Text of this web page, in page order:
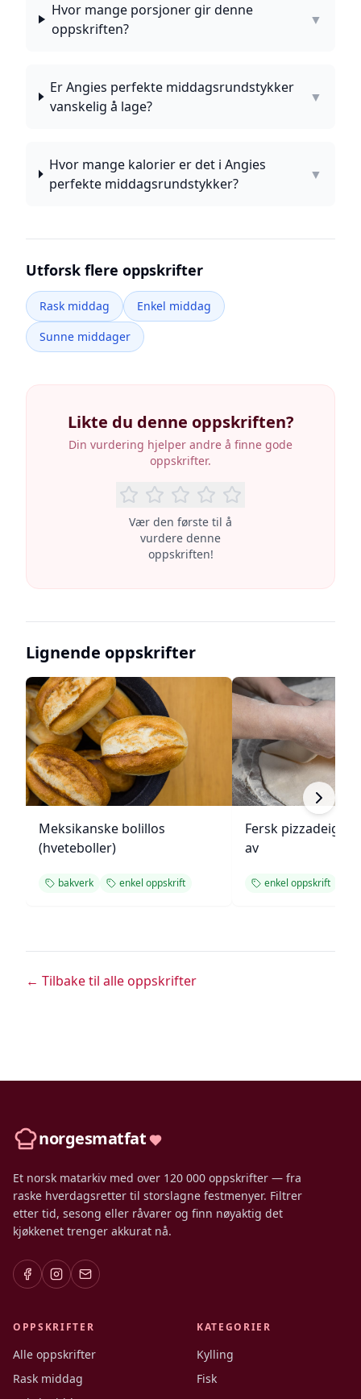
Hvor mange porsjoner gir denne
oppskriften?
▼
Er Angies perfekte middagsrundstykker
vanskelig å lage?
▼
Hvor mange kalorier er det i Angies
perfekte middagsrundstykker?
▼
Utforsk flere oppskrifter
Rask middag
Enkel middag
Sunne middager
Likte du denne oppskriften?
Din vurdering hjelper andre å finne gode
oppskrifter.
Vær den første til å
vurdere denne
oppskriften!
Lignende oppskrifter
Meksikanske bolillos
(hveteboller)
bakverk enkel oppskrift
Fersk pizzadeig
av
enkel oppskrift
← Tilbake til alle oppskrifter
norgesmatfat
Et norsk matarkiv med over 120 000 oppskrifter — fra
raske hverdagsretter til storslagne festmenyer. Filtrer
etter tid, sesong eller råvarer og finn nøyaktig det
kjøkkenet trenger akkurat nå.
OPPSKRIFTER
Alle oppskrifter
Rask middag
KATEGORIER
Kylling
Fisk